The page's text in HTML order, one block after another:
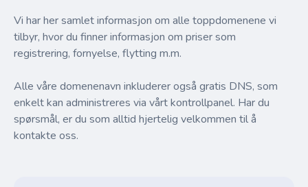
Vi har her samlet informasjon om alle toppdomenene vi
tilbyr, hvor du finner informasjon om priser som
registrering, fornyelse, flytting m.m.
Alle våre domenenavn inkluderer også gratis DNS, som
enkelt kan administreres via vårt kontrollpanel. Har du
spørsmål, er du som alltid hjertelig velkommen til å
kontakte oss.